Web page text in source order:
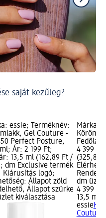
saját kezűleg?
essie; Terméknév:
Gel Couture -
Perfect Posture,
Ár: 2 199 Ft;
13,5 ml (162,89 Ft /
dm Exclusive termék
Kiárusítás logó;
Állapot zöld
Állapot szürke
kiválasztása
Márka:
4 399
(325,85
dm
4 399 Ft
13,5 ml
essie
Couture